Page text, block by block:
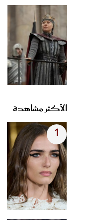
الأكثر مشاهدة
1